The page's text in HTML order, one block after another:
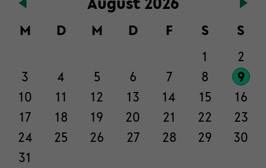
Haupt­
halt
seln
M D M D F S
S
1
2
3
4 5 6 7 8
9
10
11 12 13 14 15
16
17
18 19 20 21 22
23
24
25 26 27 28 29
30
31